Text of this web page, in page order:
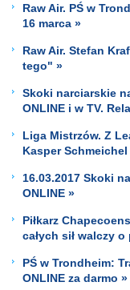
Raw Air. PŚ w
16 marca »
Raw Air. Stefan
tego" »
Skoki narciarskie
ONLINE i w TV.
Liga Mistrzów. Z
Kasper
16.03.2017 Skoki
ONLINE »
Piłkarz
całych sił walczy
PŚ w Trondheim:
ONLINE za darmo »